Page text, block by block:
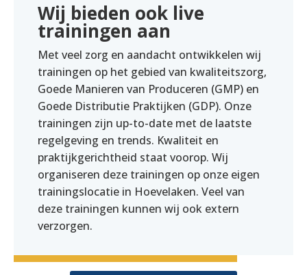
Wij bieden ook live
trainingen aan
Met veel zorg en aandacht ontwikkelen wij
trainingen op het gebied van kwaliteitszorg,
Goede Manieren van Produceren (GMP) en
Goede Distributie Praktijken (GDP). Onze
trainingen zijn up-to-date met de laatste
regelgeving en trends. Kwaliteit en
praktijkgerichtheid staat voorop. Wij
organiseren deze trainingen op onze eigen
trainingslocatie in Hoevelaken. Veel van
deze trainingen kunnen wij ook extern
verzorgen.